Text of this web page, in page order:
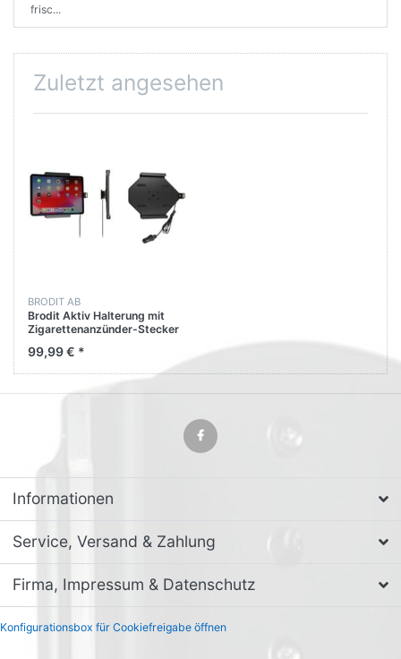
frisc...
Zuletzt angesehen
BRODIT AB
Brodit Aktiv Halterung mit
Zigarettenanzünder-Stecker
2022 4th Generation (A2759
99,99 € *
Informationen
Service, Versand & Zahlung
Firma, Impressum & Datenschutz
Konfigurationsbox für Cookiefreigabe öffnen